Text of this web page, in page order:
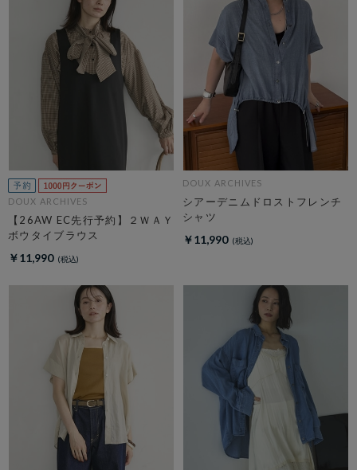
DOUX ARCHIVES
【26AW EC先行予約】２ＷＡＹ
ボウタイブラウス
￥11,990
DOUX ARCHIVES
シアーデニムドロストフレンチ
シャツ
￥11,990